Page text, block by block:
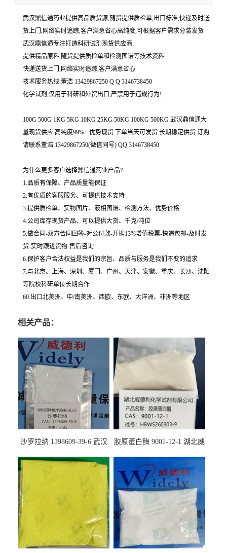
武汉鼎信通药业提供高品质货源,随货提供质检单,出口标准,快递及时送
货上门,网络实时追踪,客户满意省心高纯度,可根据客户需求分装发货
武汉鼎信通专注打造科研试剂现货供应商
提供精品原料,随货提供质检单和检测图谱等技术资料
快递送货上门,网络实时追踪,客户满意省心
技术服务热线:董浩 13429867250 Q Q 3146738450
化学试剂,仅用于科研和外贸出口,严禁用于违规行为!
100G 500G 1KG 5KG 10KG 25KG 50KG 100KG 500KG 武汉鼎信通大
量现货供应 高纯度99%+ 优势现货 下单当天可发货 长期稳定供货 订购
请联系董浩 13429867250(微信同号) QQ 3146738450
为什么更多客户选择鼎信通药业产品?
1.品质有保障、产品质量能保证
2.有优质的客服服务、可提供技术支持
3.提供质检单、实物图片、液相图谱、检测方法、优势价格
4.公司库存现货产品、可以提供大货、千克/吨位
5.做合同-双方合同回签-对公付款-开据13%增值税票-快递包邮-及时发
货-实时跟进货物-售后咨询
6.保护客户合法权益是我们的宗旨、品质与服务是我们不变的追求
7.与北京、上海、深圳、厦门、广州、天津、安徽、重庆、长沙、沈阳
等院校科研单位长期合作
60.出口北美洲、中/南美洲、西欧、东欧、大洋洲、非洲等地区
相关产品：
沙罗拉纳 1398609-39-6 武汉
胶原蛋白酶 9001-12-1 湖北威